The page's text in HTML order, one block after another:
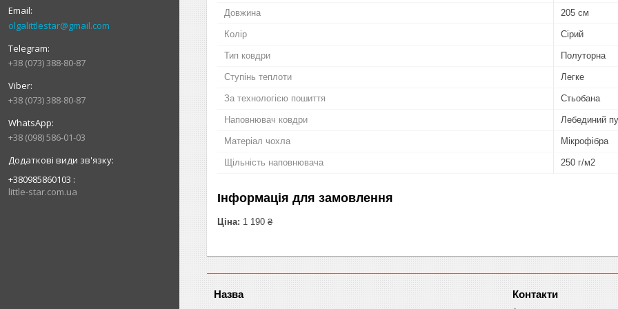
olgalittlestar@gmail.com
+38 (073) 388-80-87
+38 (073) 388-80-87
+38 (098) 586-01-03
+380985860103
little-star.com.ua
Довжина 205 см
Колір Сірий
Тип ковдри Полуторна
Ступінь теплоти Легке
За технологією пошиття Стьобана
Наповнювач ковдри Лебединий
Матеріал чохла Мікрофібра
Щільність наповнювача 250 г/м2
Інформація для замовлення
Ціна: 1 190 ₴